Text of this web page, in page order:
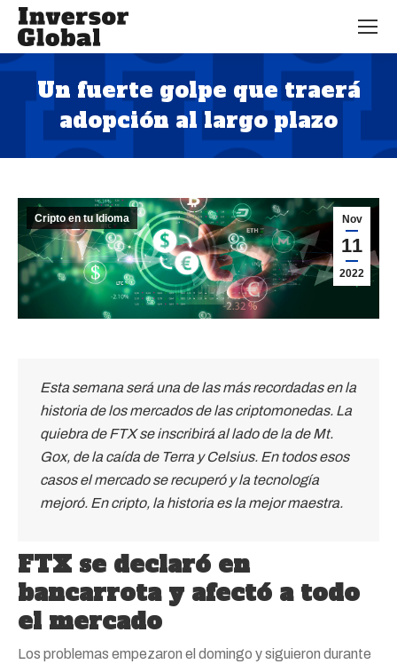
Un fuerte golpe que traerá
adopción al largo plazo
Estás aquí:
Nov
11
2022
Cripto en tu Idioma
Esta semana será una de las más recordadas en la
historia de los mercados de las criptomonedas. La
quiebra de FTX se inscribirá al lado de la de Mt.
Gox, de la caída de Terra y Celsius. En todos esos
casos el mercado se recuperó y la tecnología
mejoró. En cripto, la historia es la mejor maestra.
FTX se declaró en
bancarrota y afectó a todo
el mercado
Los problemas empezaron el domingo y siguieron durante